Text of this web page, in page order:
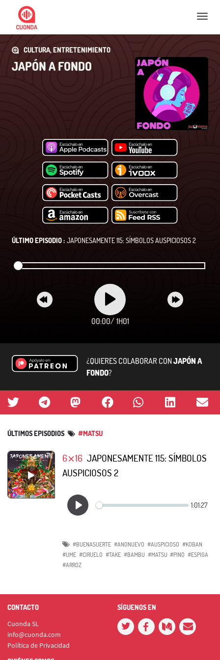
Nav
CULTURA, ENTRETENIMIENTO
JAPÓN A FONDO
ÚLTIMO EPISODIO : JAPONESAMENTE 115: SÍMBOLOS AUSPICIOSOS 2
00:00/ 1H01
¿QUIERES COLABORAR CONJAPÓN A
FONDO?
ÚLTIMOS EPISODIOS #MATSU
6⨯16 JAPONESAMENTE 115: SÍMBOLOS
AUSPICIOSOS 2
#BUENASUERTE #ANONUEVO #AUSPICIOSO #KOBAN
#UME #CIRUELO #TAKE #BAMBU #MATSU #PINO #ESPIGA
#ARROZ
CONTACTO
Cuonda SL
info@cuonda.com
Política de Privacidad
SÍGUENOS EN